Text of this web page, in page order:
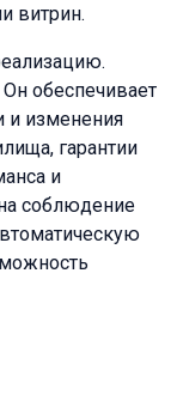
витрин.
обеспечивает
и изменения
гарантии
и
соблюдение